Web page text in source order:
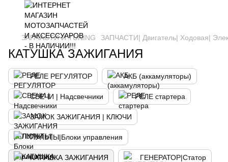
ЗАПЧАСТИ И ТUNING ЗАПЧАСТИ| Двигатель| Ходовая|
КАТУШКА ЗАЖИГАНИЯ
РЕЛЕ РЕГУЛЯТОР АКБ (аккамуляторы)
СВЕЧИ | Надсвечники РЕЛЕ стартера
ЗАМОК ЗАЖИГАНИЯ | КЛЮЧИ
ПУЛЬТЫ|Блоки управления
КАТУШКА ЗАЖИГАНИЯ ГЕНЕРАТОР|Статор